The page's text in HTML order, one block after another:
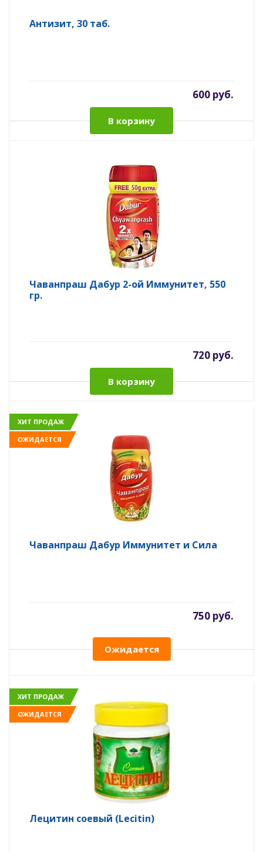
Антизит, 30 таб.
600 руб.
В корзину
Чаванпраш Дабур 2-ой Иммунитет, 550
гр.
720 руб.
В корзину
ХИТ ПРОДАЖ
ОЖИДАЕТСЯ
Чаванпраш Дабур Иммунитет и Сила
750 руб.
Ожидается
ХИТ ПРОДАЖ
ОЖИДАЕТСЯ
Лецитин соевый (Lecitin)